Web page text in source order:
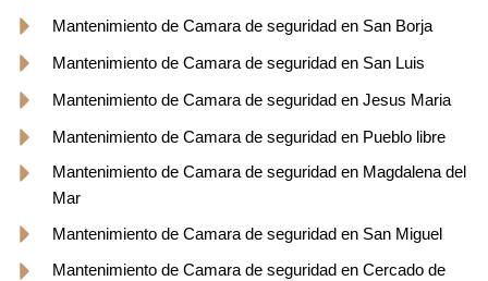
Mantenimiento de Camara de seguridad en San Borja
Mantenimiento de Camara de seguridad en San Luis
Mantenimiento de Camara de seguridad en Jesus Maria
Mantenimiento de Camara de seguridad en Pueblo libre
Mantenimiento de Camara de seguridad en Magdalena del
Mar
Mantenimiento de Camara de seguridad en San Miguel
Mantenimiento de Camara de seguridad en Cercado de